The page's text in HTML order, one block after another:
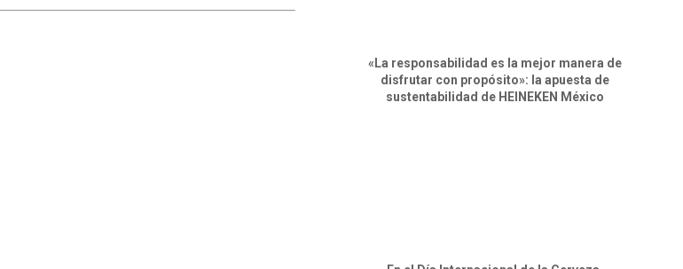
«La responsabilidad es la mejor manera de
disfrutar con propósito»: la apuesta de
sustentabilidad de HEINEKEN México